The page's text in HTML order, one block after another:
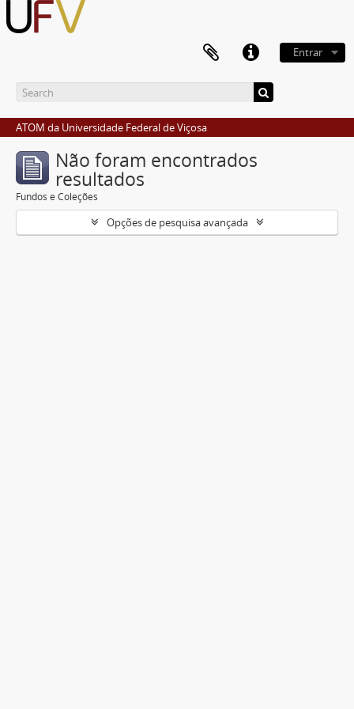
Entrar
ATOM da Universidade Federal de Viçosa
Não foram encontrados
resultados
Fundos e Coleções
Opções de pesquisa avançada